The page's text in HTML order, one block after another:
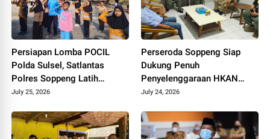
Persiapan Lomba POCIL
Polda Sulsel, Satlantas
Polres Soppeng Latih
Disiplin Anak Sejak Dini
July 25, 2026
Perseroda Soppeng Siap
Dukung Penuh
Penyelenggaraan HKAN
2026 di TWA Lejja
July 24, 2026